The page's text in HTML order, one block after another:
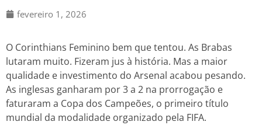
fevereiro 1, 2026
O Corinthians Feminino bem que tentou. As Brabas
lutaram muito. Fizeram jus à história. Mas a maior
qualidade e investimento do Arsenal acabou pesando.
As inglesas ganharam por 3 a 2 na prorrogação e
faturaram a Copa dos Campeões, o primeiro título
mundial da modalidade organizado pela FIFA.